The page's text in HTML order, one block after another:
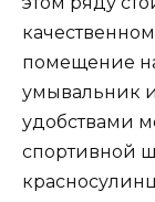
помещение
умывальник и
удобствами
спортивной